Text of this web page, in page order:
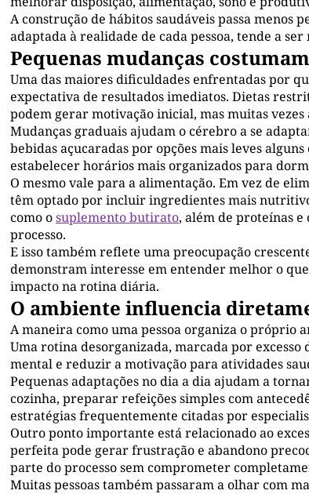
A construção de hábitos saudáveis passa menos
adaptada à realidade de cada pessoa, tende a
Pequenas mudanças
Uma das maiores dificuldades enfrentadas por
expectativa de resultados imediatos. Dietas
podem gerar motivação inicial, mas muitas vezes
Mudanças graduais ajudam o cérebro a se
bebidas açucaradas por opções mais leves
estabelecer horários mais organizados para
O mesmo vale para a alimentação. Em vez de
têm optado por incluir ingredientes mais
como osuplemento butirato, além de proteínas e
processo.
E isso também reflete uma preocupação
demonstram interesse em entender melhor o
impacto na rotina diária.
O ambiente influencia
A maneira como uma pessoa organiza o
Uma rotina desorganizada, marcada por
mental e reduzir a motivação para atividades
Pequenas adaptações no dia a dia ajudam a
cozinha, preparar refeições simples com
estratégias frequentemente citadas por
Outro ponto importante está relacionado ao
perfeita pode gerar frustração e abandono
parte do processo sem comprometer
Muitas pessoas também passaram a olhar com